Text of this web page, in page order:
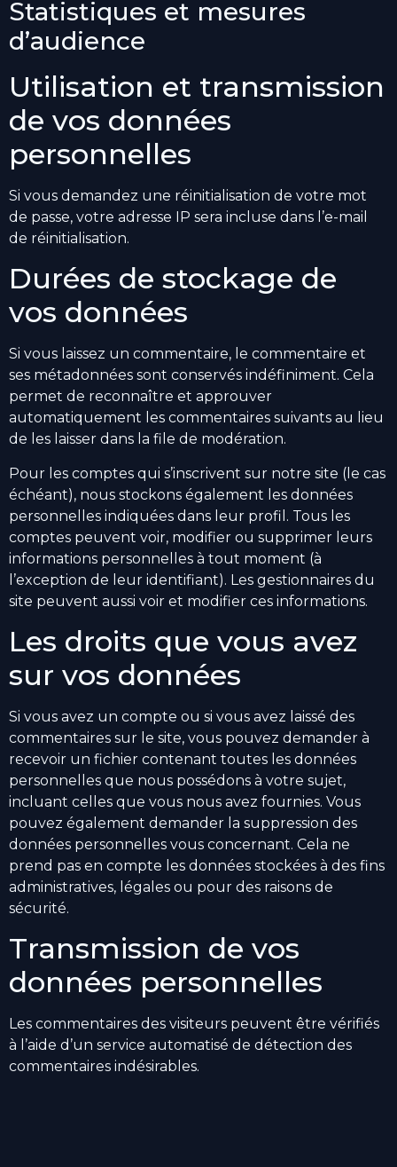
Statistiques et mesures
d’audience
Utilisation et transmission
de vos données
personnelles
Si vous demandez une réinitialisation de votre mot
de passe, votre adresse IP sera incluse dans l’e-mail
de réinitialisation.
Durées de stockage de
vos données
Si vous laissez un commentaire, le commentaire et
ses métadonnées sont conservés indéfiniment. Cela
permet de reconnaître et approuver
automatiquement les commentaires suivants au lieu
de les laisser dans la file de modération.
Pour les comptes qui s’inscrivent sur notre site (le cas
échéant), nous stockons également les données
personnelles indiquées dans leur profil. Tous les
comptes peuvent voir, modifier ou supprimer leurs
informations personnelles à tout moment (à
l’exception de leur identifiant). Les gestionnaires du
site peuvent aussi voir et modifier ces informations.
Les droits que vous avez
sur vos données
Si vous avez un compte ou si vous avez laissé des
commentaires sur le site, vous pouvez demander à
recevoir un fichier contenant toutes les données
personnelles que nous possédons à votre sujet,
incluant celles que vous nous avez fournies. Vous
pouvez également demander la suppression des
données personnelles vous concernant. Cela ne
prend pas en compte les données stockées à des fins
administratives, légales ou pour des raisons de
sécurité.
Transmission de vos
données personnelles
Les commentaires des visiteurs peuvent être vérifiés
à l’aide d’un service automatisé de détection des
commentaires indésirables.